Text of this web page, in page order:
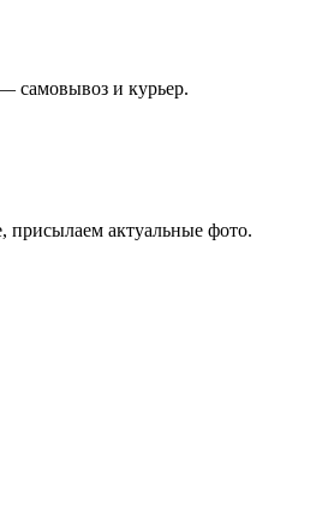
самовывоз и курьер.
присылаем актуальные фото.